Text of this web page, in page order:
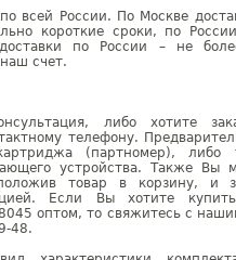
всей России. По Москве
короткие сроки, по
по России – не
счет.
либо хотите
телефону.
(партномер), либо
устройства. Также Вы
товар в корзину, и
Если Вы хотите
оптом, то свяжитесь с
48.